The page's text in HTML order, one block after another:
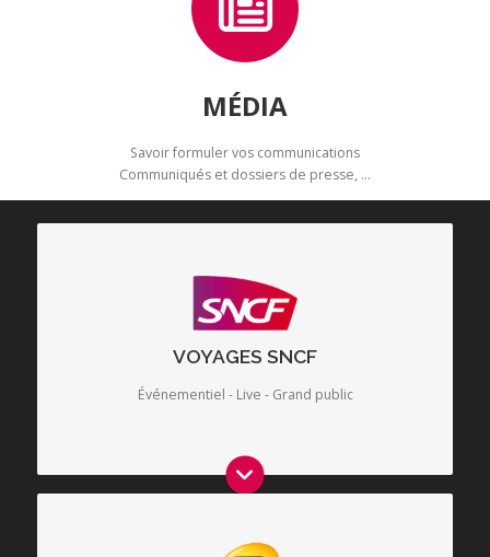
MÉDIA
Savoir formuler vos communications
Communiqués et dossiers de presse, …
VOYAGES SNCF
Événementiel - Live - Grand public
Coordination et rédaction du contenu de l’exposition et du
industriel, design et marketing), réaliser une exposition